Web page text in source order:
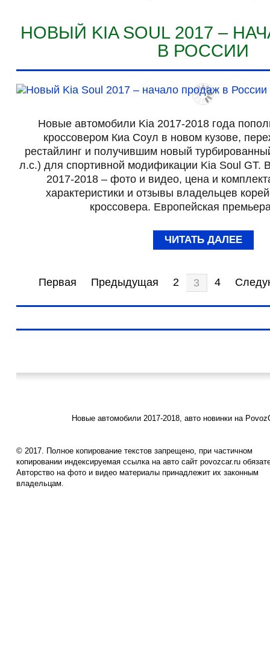
НОВЫЙ KIA SOUL 2017 –
В РОССИИ
Новые автомобили Kia 2017-2018 года
кроссовером Киа Соул в новом кузове,
рестайлинг и получившим новый
л.с.) для спортивной модификации Kia Soul GT.
2017-2018 – фото и видео, цена и
характеристики и отзывы владельцев
кроссовера. Европейская
ЧИТАТЬ ДАЛЕЕ
Первая Предыдущая 2 3 4
Новые автомобили 2017-2018, авто новинки на
© 2017. Полное копирование текстов запрещено, при частичном
копировании индексируемая ссылка на авто сайт povozcar.ru
Авторство на фото и видео материалы принадлежит их законным
владельцам.